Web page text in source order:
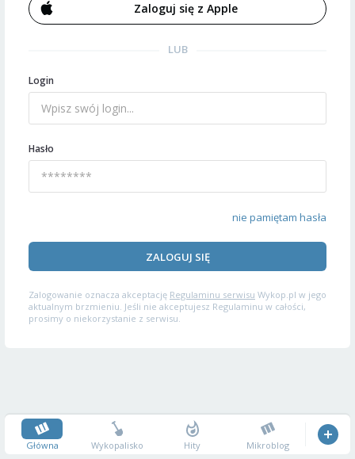
Zaloguj się z Apple
LUB
Login
Hasło
nie pamiętam hasła
ZALOGUJ SIĘ
Zalogowanie oznacza akceptację Regulaminu serwisu Wykop.pl w jego
aktualnym brzmieniu. Jeśli nie akceptujesz Regulaminu w całości,
prosimy o niekorzystanie z serwisu.
Główna Wykopalisko Hity Mikroblog